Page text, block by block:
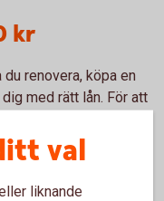
kr
renovera, köpa en
med rätt lån. För att
18 år. Låna från 20
val
liknande